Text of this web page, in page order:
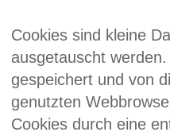
Cookies sind kleine
ausgetauscht
gespeichert und von
genutzten
Cookies durch eine